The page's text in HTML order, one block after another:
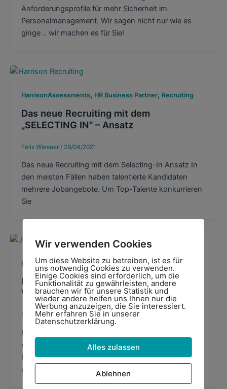
Anforderungsprofile für mehr Sicherheit im
Personalmanagement. Wir sagen nicht nur wie es
ginge .. wir machen es für Sie!
HarrisonAssessments, HR Business Partner, Recruiting
Das neue Recruiting mit dem
„SELECTING IN“ – Ansatz
Felix Wiesner / 29/04/2021
Das neue Recruiting mit dem Selecting-In Ansatz In
den meisten Fällen haben talentierte Kandidaten
mehrere Jobangebote. Um Top-Talente konkurrieren
Sie
HarrisonAssessments,Talent Management
Harrison Assessments: Wer nutzt HA?
Welche Gründe sprechen dafür?
Felix Wiesner/30/09/2019
HARRISON JOBFIT EMPLOYMENT TESTING Harrison
Assessments für stellenspezifische
Potenzialanalysen? Nutzen, Anwendungsbereiche
und die typischen Nutzer In der heutigen Zeit ist
Wir verwenden Cookies
Um diese Website zu betreiben, ist es für
uns notwendig Cookies zu verwenden.
Einige Cookies sind erforderlich, um die
Funktionalität zu gewährleisten, andere
brauchen wir für unsere Statistik und
wieder andere helfen uns Ihnen nur die
Werbung anzuzeigen, die Sie interessiert.
Mehr erfahren Sie in unserer
Datenschutzerklärung.
Alles zulassen
Ablehnen